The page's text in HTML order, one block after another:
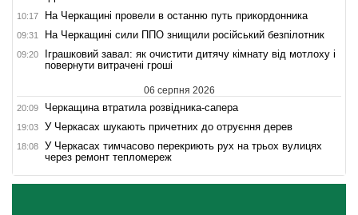
10:17 На Черкащині провели в останню путь прикордонника
09:31 На Черкащині сили ППО знищили російський безпілотник
09:20
Іграшковий завал: як очистити дитячу кімнату від мотлоху і
повернути витрачені гроші
06 серпня 2026
20:09 Черкащина втратила розвідника-сапера
19:03 У Черкасах шукають причетних до отруєння дерев
18:08
У Черкасах тимчасово перекриють рух на трьох вулицях
через ремонт тепломереж